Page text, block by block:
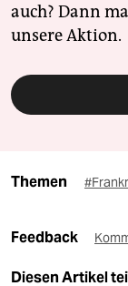
auch? Dann
unsere Aktion.
Themen
Feedback
Diesen Artikel